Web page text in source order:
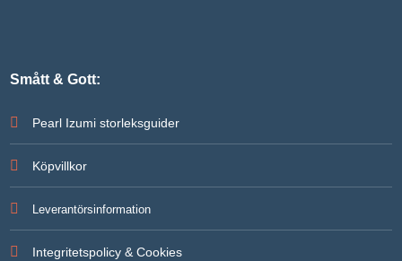
Smått & Gott:
Pearl Izumi storleksguider
Köpvillkor
Leverantörsinformation
Integritetspolicy & Cookies